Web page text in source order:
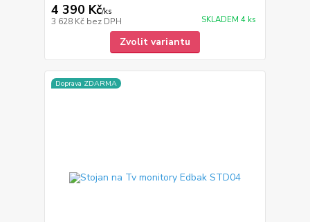
4 390 Kč/ks
3 628 Kč bez DPH SKLADEM 4 ks
Zvolit variantu
Doprava ZDARMA